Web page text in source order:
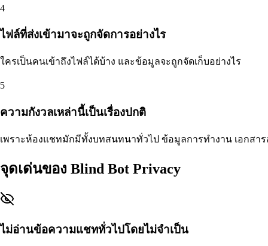
4
ไฟล์ที่ส่งเข้ามาจะถูกจัดการอย่างไร
ใครเป็นคนเข้าถึงไฟล์ได้บ้าง และข้อมูลจะถูกจัดเก็บอย่างไร
5
ความกังวลเหล่านี้เป็นเรื่องปกติ
เพราะห้องแชทมักมีทั้งบทสนทนาทั่วไป ข้อมูลการทำงาน เอกสา
จุดเด่นของ Blind Bot Privacy
ไม่อ่านข้อความแชททั่วไปโดยไม่จำเป็น